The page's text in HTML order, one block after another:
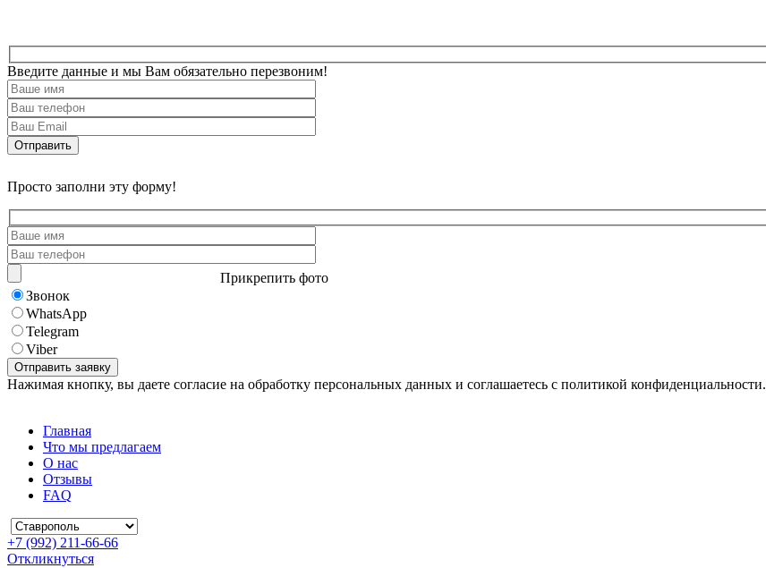
Введите данные и мы Вам обязательно перезвоним!
Просто заполни эту форму!
Прикрепить фото
Звонок
WhatsApp
Telegram
Viber
Нажимая кнопку, вы даете согласие на обработку персональных данных и соглашаетесь с политикой конфиденциальности.
Главная
Что мы предлагаем
О нас
Отзывы
FAQ
+7 (992) 211-66-66
Откликнуться